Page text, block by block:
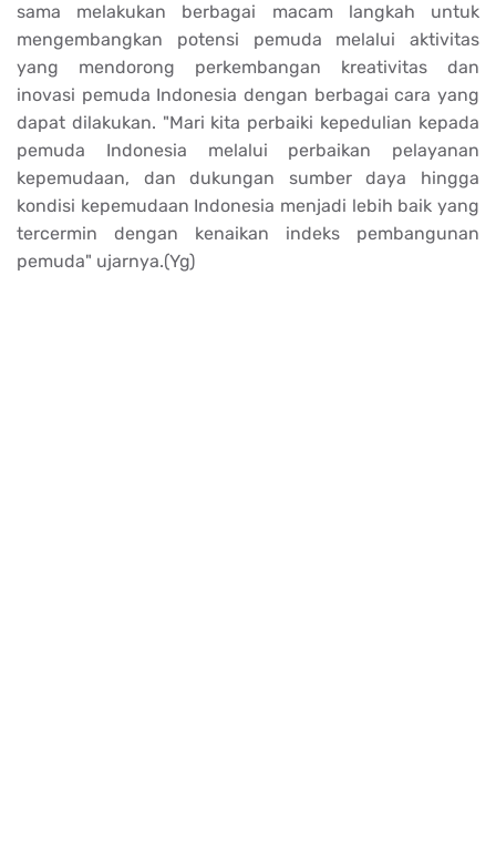
sama melakukan berbagai macam langkah untuk
mengembangkan potensi pemuda melalui aktivitas
yang mendorong perkembangan kreativitas dan
inovasi pemuda Indonesia dengan berbagai cara yang
dapat dilakukan. "Mari kita perbaiki kepedulian kepada
pemuda Indonesia melalui perbaikan pelayanan
kepemudaan, dan dukungan sumber daya hingga
kondisi kepemudaan Indonesia menjadi lebih baik yang
tercermin dengan kenaikan indeks pembangunan
pemuda" ujarnya.(Yg)